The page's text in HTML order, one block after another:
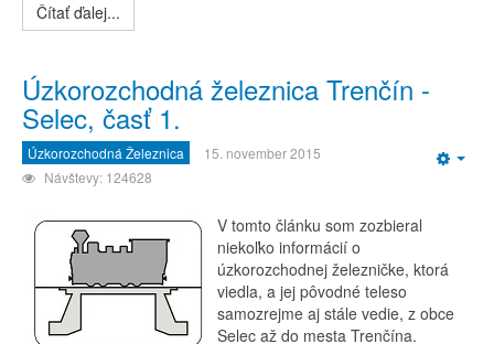
Čítať ďalej...
Úzkorozchodná železnica Trenčín -
Selec, časť 1.
Úzkorozchodná Železnica
15. november 2015
Návštevy: 124628
V tomto článku som zozbieral
niekoľko informácií o
úzkorozchodnej železničke, ktorá
viedla, a jej pôvodné teleso
samozrejme aj stále vedie, z obce
Selec až do mesta Trenčína.